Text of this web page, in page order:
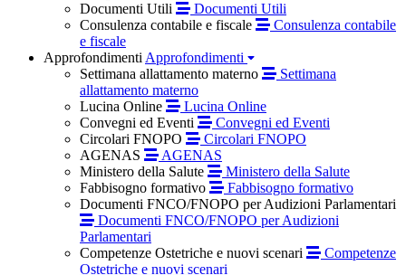
Documenti Utili
Documenti Utili
Consulenza contabile e fiscale
Consulenza contabile
e fiscale
Approfondimenti Approfondimenti
Settimana allattamento materno
Settimana
allattamento materno
Lucina Online
Lucina Online
Convegni ed Eventi
Convegni ed Eventi
Circolari FNOPO
Circolari FNOPO
AGENAS
AGENAS
Ministero della Salute
Ministero della Salute
Fabbisogno formativo
Fabbisogno formativo
Documenti FNCO/FNOPO per Audizioni Parlamentari
Documenti FNCO/FNOPO per Audizioni
Parlamentari
Competenze Ostetriche e nuovi scenari
Competenze
Ostetriche e nuovi scenari